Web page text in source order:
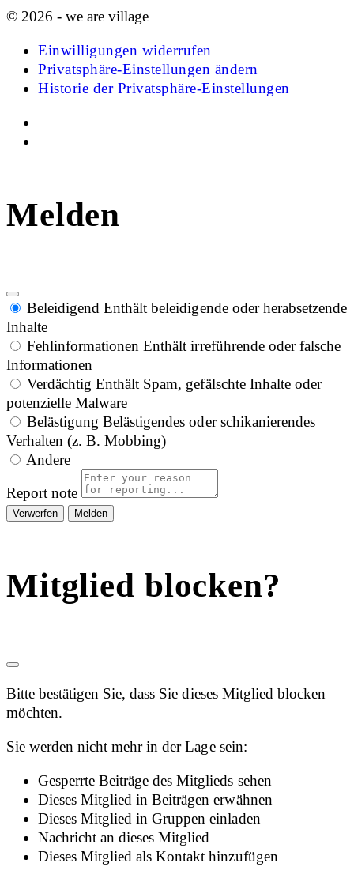
© 2026 - we are village
Einwilligungen widerrufen
Privatsphäre-Einstellungen ändern
Historie der Privatsphäre-Einstellungen
Melden
Beleidigend Enthält beleidigende oder herabsetzende
Inhalte
Fehlinformationen Enthält irreführende oder falsche
Informationen
Verdächtig Enthält Spam, gefälschte Inhalte oder
potenzielle Malware
Belästigung Belästigendes oder schikanierendes
Verhalten (z. B. Mobbing)
Andere
Report note
Melden
Mitglied blocken?
Bitte bestätigen Sie, dass Sie dieses Mitglied blocken
möchten.
Sie werden nicht mehr in der Lage sein:
Gesperrte Beiträge des Mitglieds sehen
Dieses Mitglied in Beiträgen erwähnen
Dieses Mitglied in Gruppen einladen
Nachricht an dieses Mitglied
Dieses Mitglied als Kontakt hinzufügen